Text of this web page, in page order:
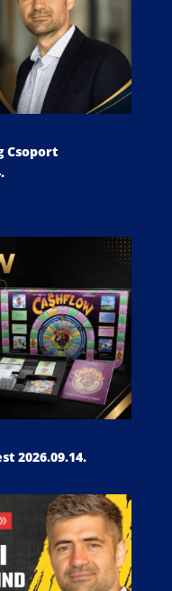
Csoport
2026.09.14.